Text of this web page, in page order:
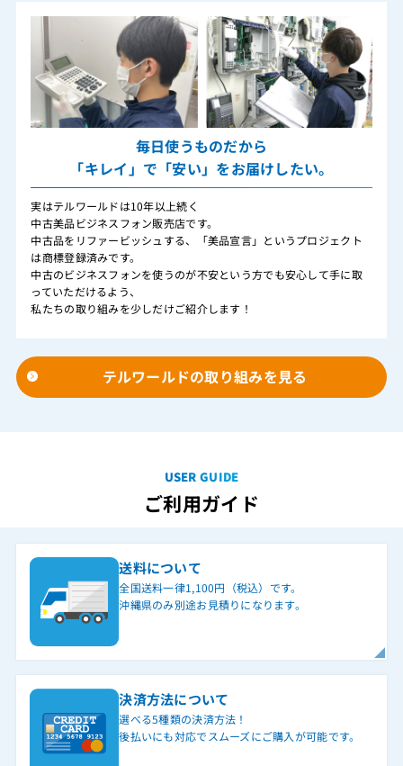
毎日使うものだから
「キレイ」で「安い」をお届けしたい。
実はテルワールドは10年以上続く
中古美品ビジネスフォン販売店です。
中古品をリファービッシュする、「美品宣言」というプロジェクト
は商標登録済みです。
中古のビジネスフォンを使うのが不安という方でも安心して手に取
っていただけるよう、
私たちの取り組みを少しだけご紹介します！
テルワールドの取り組みを見る
USER GUIDE
ご利用ガイド
送料について
全国送料一律1,100円（税込）です。
沖縄県のみ別途お見積りになります。
決済方法について
選べる5種類の決済方法！
後払いにも対応でスムーズにご購入が可能です。